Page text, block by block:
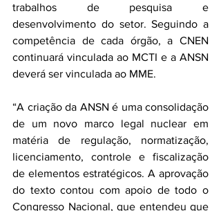
trabalhos de pesquisa e
desenvolvimento do setor. Seguindo a
competência de cada órgão, a CNEN
continuará vinculada ao MCTI e a ANSN
deverá ser vinculada ao MME.
“A criação da ANSN é uma consolidação
de um novo marco legal nuclear em
matéria de regulação, normatização,
licenciamento, controle e fiscalização
de elementos estratégicos. A aprovação
do texto contou com apoio de todo o
Congresso Nacional, que entendeu que